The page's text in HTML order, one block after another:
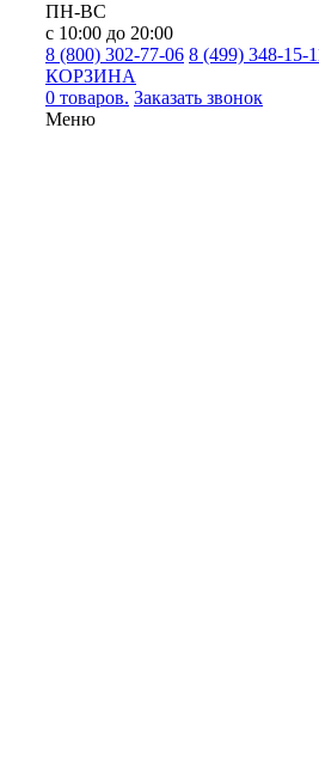
ПН-ВС
с 10:00 до 20:00
8 (800) 302-77-06 8 (499) 348-15-
КОРЗИНА
0 товаров. Заказать звонок
Меню